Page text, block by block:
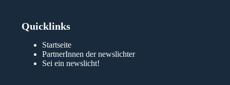
Quicklinks
Startseite
PartnerInnen der newslichter
Sei ein newslicht!